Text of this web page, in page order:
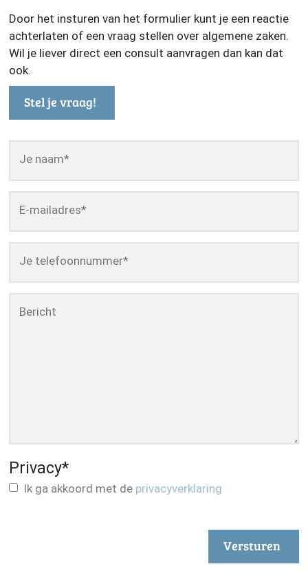
Door het insturen van het formulier kunt je een reactie
achterlaten of een vraag stellen over algemene zaken.
Wil je liever direct een consult aanvragen dan kan dat
ook.
Stel je vraag!
Je naam*
E-mailadres*
Je telefoonnummer*
Bericht
Privacy*
Ik ga akkoord met de privacyverklaring
Versturen